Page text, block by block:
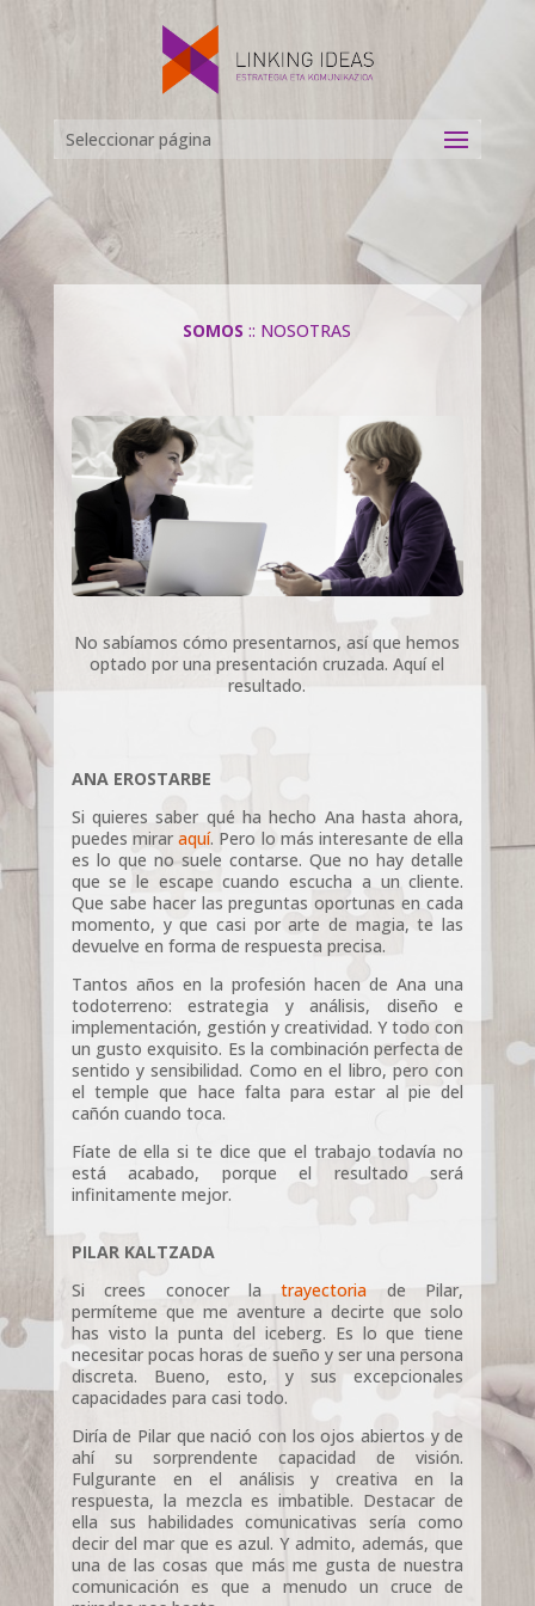
Seleccionar página
SOMOS :: NOSOTRAS
No sabíamos cómo presentarnos, así que hemos
optado por una presentación cruzada. Aquí el
resultado.
ANA EROSTARBE
Si quieres saber qué ha hecho Ana hasta ahora,
puedes miraraquí. Pero lo más interesante de ella
es lo que no suele contarse. Que no hay detalle
que se le escape cuando escucha a un cliente.
Que sabe hacer las preguntas oportunas en cada
momento, y que casi por arte de magia, te las
devuelve en forma de respuesta precisa.
Tantos años en la profesión hacen de Ana una
todoterreno: estrategia y análisis, diseño e
implementación, gestión y creatividad. Y todo con
un gusto exquisito. Es la combinación perfecta de
sentido y sensibilidad. Como en el libro, pero con
el temple que hace falta para estar al pie del
cañón cuando toca.
Fíate de ella si te dice que el trabajo todavía no
está acabado, porque el resultado será
infinitamente mejor.
PILAR KALTZADA
Si crees conocer latrayectoria de Pilar,
permíteme que me aventure a decirte que solo
has visto la punta del iceberg. Es lo que tiene
necesitar pocas horas de sueño y ser una persona
discreta. Bueno, esto, y sus excepcionales
capacidades para casi todo.
Diría de Pilar que nació con los ojos abiertos y de
ahí su sorprendente capacidad de visión.
Fulgurante en el análisis y creativa en la
respuesta, la mezcla es imbatible. Destacar de
ella sus habilidades comunicativas sería como
decir del mar que es azul. Y admito, además, que
una de las cosas que más me gusta de nuestra
comunicación es que a menudo un cruce de